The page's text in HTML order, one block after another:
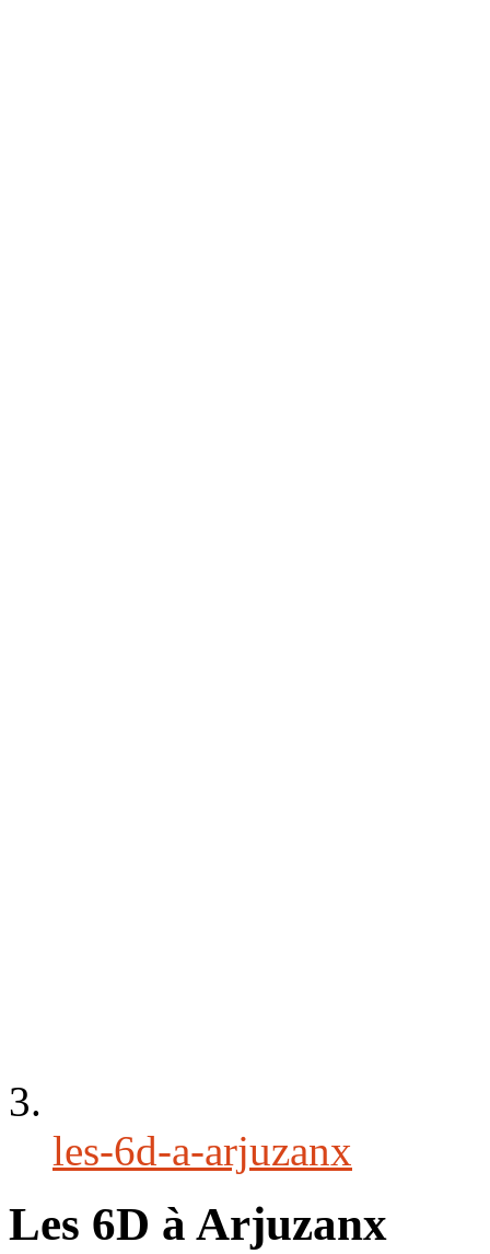
les-6d-a-arjuzanx
Les 6D à Arjuzanx